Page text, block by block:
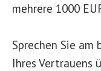
mehrere 1000
Sprechen Sie
Ihres Vertrauens